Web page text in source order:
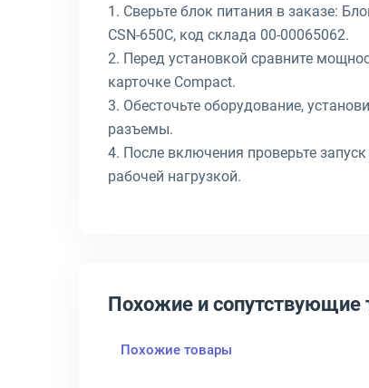
1. Сверьте блок питания в заказе:
CSN-650C, код склада 00-00065062.
2. Перед установкой сравните
карточке Compact.
3. Обесточьте оборудование,
разъемы.
4. После включения проверьте
рабочей нагрузкой.
Похожие и сопутствующие
Похожие товары